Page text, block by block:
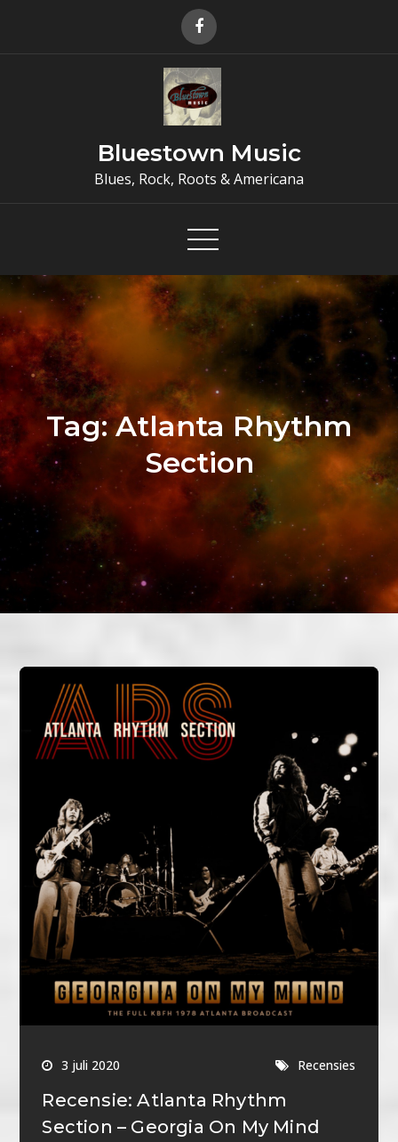
Bluestown Music
Blues, Rock, Roots & Americana
Tag:Atlanta Rhythm
Section
3 juli 2020 Recensies
Recensie: Atlanta Rhythm
Section – Georgia On My Mind